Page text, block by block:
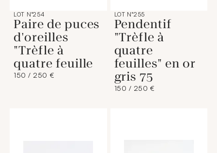
LOT N°254
Paire de puces
d'oreilles
"Trèfle à
quatre feuille
150 / 250 €
LOT N°255
Pendentif
"Trèfle à
quatre
feuilles" en or
gris 75
150 / 250 €